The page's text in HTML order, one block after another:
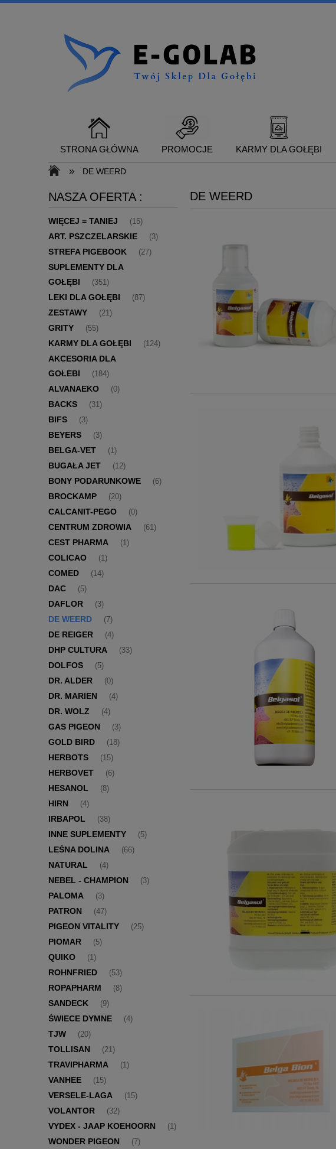
STRONA GŁÓWNA PROMOCJE KARMY DLA GOŁĘBI
SUPLEMENTY DLA GOŁĘBI KONTAKT
» DE WEERD
NASZA OFERTA :
WIĘCEJ = TANIEJ (15)
ART. PSZCZELARSKIE (3)
STREFA PIGEBOOK (27)
SUPLEMENTY DLA
GOŁĘBI
(351)
LEKI DLA GOŁĘBI (87)
ZESTAWY (21)
GRITY (55)
KARMY DLA GOŁĘBI (124)
AKCESORIA DLA
GOŁEBI
(184)
ALVANAEKO (0)
BACKS (31)
BIFS (3)
BEYERS (3)
BELGA-VET (1)
BUGAŁA JET (12)
BONY PODARUNKOWE (6)
BROCKAMP (20)
CALCANIT-PEGO (0)
CENTRUM ZDROWIA (61)
CEST PHARMA (1)
COLICAO (1)
COMED (14)
DAC (5)
DAFLOR (3)
DE WEERD (7)
DE REIGER (4)
DHP CULTURA (33)
DOLFOS (5)
DR. ALDER (0)
DR. MARIEN (4)
DR. WOLZ (4)
GAS PIGEON (3)
GOLD BIRD (18)
HERBOTS (15)
HERBOVET (6)
HESANOL (8)
HIRN (4)
IRBAPOL (38)
INNE SUPLEMENTY (5)
LEŚNA DOLINA (66)
NATURAL (4)
NEBEL - CHAMPION (3)
PALOMA (3)
PATRON (47)
PIGEON VITALITY (25)
PIOMAR (5)
QUIKO (1)
ROHNFRIED (53)
ROPAPHARM (8)
SANDECK (9)
ŚWIECE DYMNE (4)
TJW (20)
TOLLISAN (21)
TRAVIPHARMA (1)
VANHEE (15)
VERSELE-LAGA (15)
VOLANTOR (32)
VYDEX - JAAP KOEHOORN (1)
WONDER PIGEON (7)
DE WEERD